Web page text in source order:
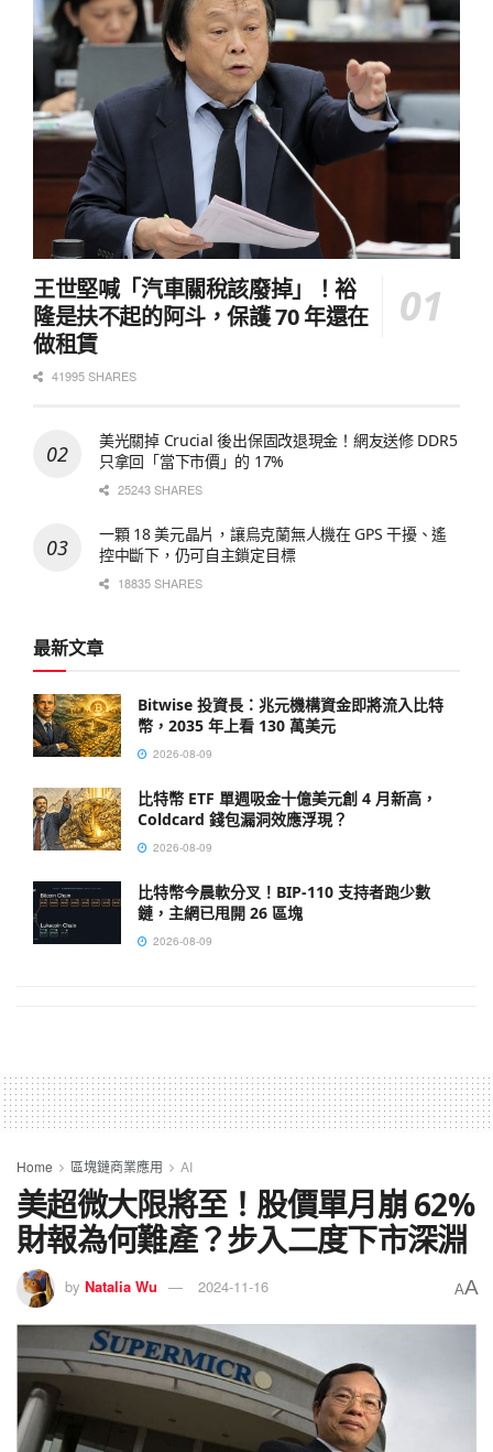
王世堅喊「汽車關稅該廢掉」！裕
隆是扶不起的阿斗，保護 70 年還在
做租賃
41995 SHARES
美光關掉 Crucial 後出保固改退現金！網友送修 DDR5
只拿回「當下市價」的 17%
25243 SHARES
一顆 18 美元晶片，讓烏克蘭無人機在 GPS 干擾、遙
控中斷下，仍可自主鎖定目標
18835 SHARES
最新文章
Bitwise 投資長：兆元機構資金即將流入比特
幣，2035 年上看 130 萬美元
2026-08-09
比特幣 ETF 單週吸金十億美元創 4 月新高，
Coldcard 錢包漏洞效應浮現？
2026-08-09
比特幣今晨軟分叉！BIP-110 支持者跑少數
鏈，主網已甩開 26 區塊
2026-08-09
Home 區塊鏈商業應用 AI
美超微大限將至！股價單月崩 62%
財報為何難產？步入二度下市深淵
by Natalia Wu 2024-11-16 AA